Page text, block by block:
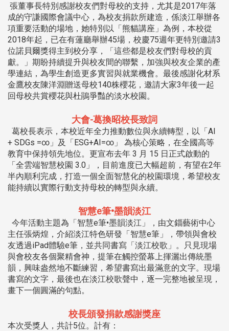
張董事長特別感謝校友們對母校的支持，尤其是2017年落
成的守謙國際會議中心，為校友捐款所建造，係淡江舉辦各
項重要活動的場地，她特別以「熊貓講座」為例，本校從
2018年起，已在有蓮廳舉辦45場，校慶75週年更特別邀請3
位諾貝爾獎得主到校分享，「這些都是校友們對母校的貢
獻。」期盼持續提升與校友間的聯繫，加強與校友企業的產
學連結，為學生創造更多實習與就業機會。最後感謝化材系
金鷹校友陳洋淵贈送母校140株櫻花，邀請大家3年後一起
回母校共賞櫻花與杜鵑爭豔的淡水校園。
大會-葛換昭校長致詞
葛校長表示，本校近年全力推動數位與永續轉型，以「AI
+ SDGs =∞」及「ESG+AI=∞」 為核心策略，在全國高等
教育中保持領先地位。更宣布去年 3 月 15 日正式啟動的
「全雲端智慧校園 3.0」，目前進度已大幅超前，有望在2年
半內順利完成，打造一個全面智慧化的校園環境，希望校友
能持續以實際行動支持母校的轉型與永續。
智慧e筆•墨韻淡江
今年活動主題為「智慧e筆•墨韻淡江」，由文錙藝術中心
主任張炳煌，介紹淡江特色研發「智慧e筆」，帶領與會校
友透過iPad體驗e筆，並共同書寫「淡江校歌」。只見現場
與會校友各個聚精會神，提筆在觸控螢幕上揮灑出傳統墨
韻，興味盎然地不斷練習，希望書寫出最滿意的文字。現場
書寫的文字，最後也在淡江校歌聲中，逐一完整地被呈現，
畫下一個圓滿的句點。
校長頒發捐款感謝獎座
本次受獎人，共計5位。計有：